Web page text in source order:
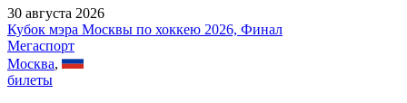
30 августа 2026
Кубок мэра Москвы по хоккею 2026, Финал
Мегаспорт
Москва,
билеты